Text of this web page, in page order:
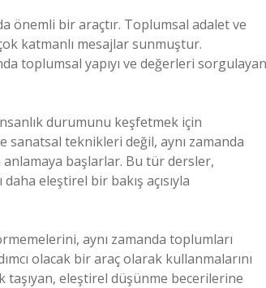
önemli bir araçtır. Toplumsal adalet ve
katmanlı mesajlar sunmuştur.
toplumsal yapıyı ve değerleri sorgulayan
durumunu keşfetmek için
teknikleri değil, aynı zamanda
başlarlar. Bu tür dersler,
eleştirel bir bakış açısıyla
aynı zamanda toplumları
olacak bir araç olarak kullanmalarını
eleştirel düşünme becerilerine